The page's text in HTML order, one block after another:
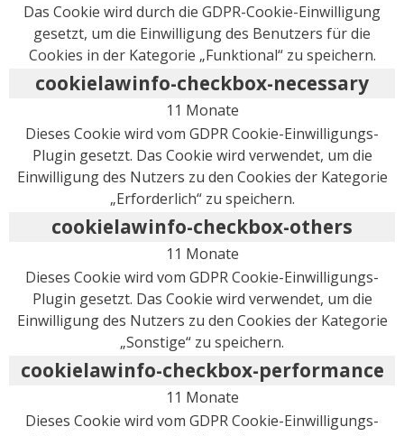
Das Cookie wird durch die GDPR-Cookie-Einwilligung
gesetzt, um die Einwilligung des Benutzers für die
Cookies in der Kategorie „Funktional“ zu speichern.
cookielawinfo-checkbox-necessary
11 Monate
Dieses Cookie wird vom GDPR Cookie-Einwilligungs-
Plugin gesetzt. Das Cookie wird verwendet, um die
Einwilligung des Nutzers zu den Cookies der Kategorie
„Erforderlich“ zu speichern.
cookielawinfo-checkbox-others
11 Monate
Dieses Cookie wird vom GDPR Cookie-Einwilligungs-
Plugin gesetzt. Das Cookie wird verwendet, um die
Einwilligung des Nutzers zu den Cookies der Kategorie
„Sonstige“ zu speichern.
cookielawinfo-checkbox-performance
11 Monate
Dieses Cookie wird vom GDPR Cookie-Einwilligungs-